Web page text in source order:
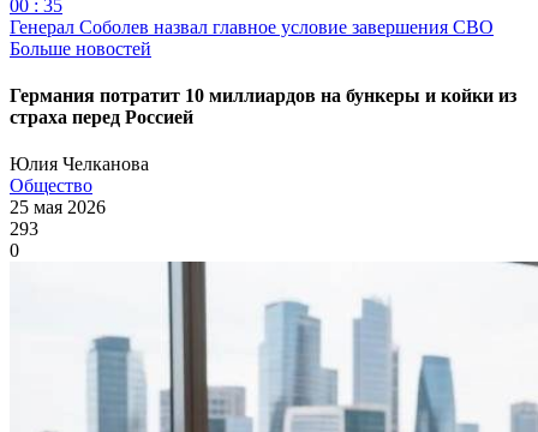
00 : 35
Генерал Соболев назвал главное условие завершения СВО
Больше новостей
Германия потратит 10 миллиардов на бункеры и койки из
страха перед Россией
Юлия Челканова
Общество
25 мая 2026
293
0